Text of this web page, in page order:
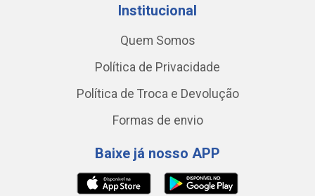
Institucional
Quem Somos
Política de Privacidade
Política de Troca e Devolução
Formas de envio
Baixe já nosso APP